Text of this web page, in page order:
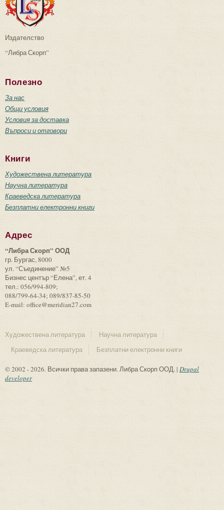
Издателство
“Либра Скорп”
Полезно
За нас
Общи условия
Условия за доставка
Въпроси и отговори
Книги
Художествена литература
Научна литература
Краеведска литература
Безплатни електронни книги
Адрес
“Либра Скорп” ООД
гр. Бургас, 8000
ул. “Съединение” №5
Бизнес център “Елена”, ет. 4
тел.: 056/994-809;
088/799-64-34; 089/837-85-50
E-mail: office@meridian27.com
Художествена литература
Научна литература
Краеведска литература
Безплатни електронни книги
© 2002 - 2026. Всички права запазени. Либра Скорп ООД. | Drupal
developer